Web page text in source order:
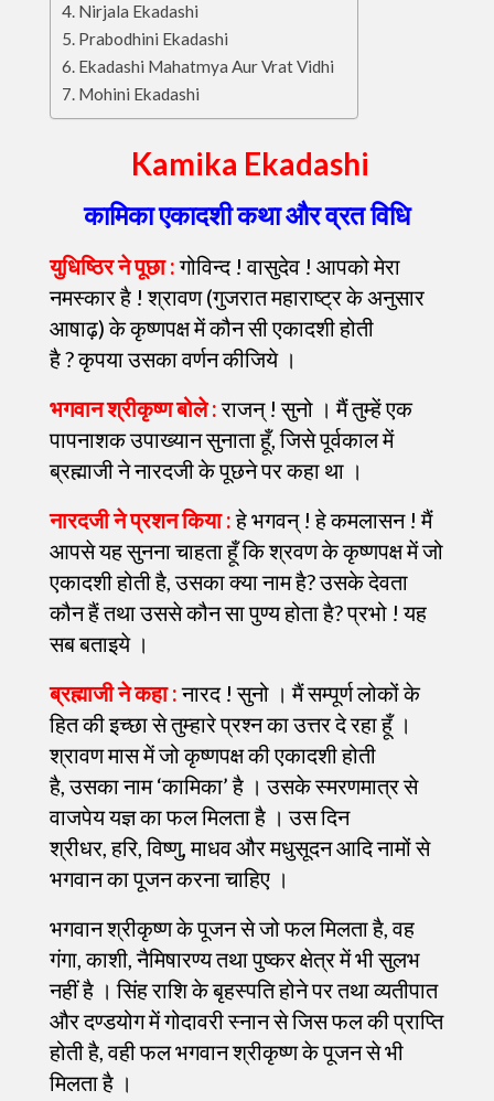
Nirjala Ekadashi
Prabodhini Ekadashi
Ekadashi Mahatmya Aur Vrat Vidhi
Mohini Ekadashi
Kamika Ekadashi
कामिका एकादशीकथा और व्रत विधि
युधिष्ठिर ने पूछा : गोविन्द ! वासुदेव ! आपको मेरा
नमस्कार है ! श्रावण (गुजरात महाराष्ट्र के अनुसार
आषाढ़) के कृष्णपक्ष में कौन सी एकादशी होती
है ? कृपया उसका वर्णन कीजिये ।
भगवान श्रीकृष्ण बोले : राजन् ! सुनो । मैं तुम्हें एक
पापनाशक उपाख्यान सुनाता हूँ, जिसे पूर्वकाल में
ब्रह्माजी ने नारदजी के पूछने पर कहा था ।
नारदजी ने प्रशन किया : हे भगवन् ! हे कमलासन ! मैं
आपसे यह सुनना चाहता हूँ कि श्रवण के कृष्णपक्ष में जो
एकादशी होती है, उसका क्या नाम है? उसके देवता
कौन हैं तथा उससे कौन सा पुण्य होता है? प्रभो ! यह
सब बताइये ।
ब्रह्माजी ने कहा :नारद ! सुनो । मैं सम्पूर्ण लोकों के
हित की इच्छा से तुम्हारे प्रश्न का उत्तर दे रहा हूँ ।
श्रावण मास में जो कृष्णपक्ष की एकादशी होती
है, उसका नाम ‘कामिका’ है । उसके स्मरणमात्र से
वाजपेय यज्ञ का फल मिलता है । उस दिन
श्रीधर, हरि, विष्णु, माधव और मधुसूदन आदि नामों से
भगवान का पूजन करना चाहिए ।
भगवान श्रीकृष्ण के पूजन से जो फल मिलता है, वह
गंगा, काशी, नैमिषारण्य तथा पुष्कर क्षेत्र में भी सुलभ
नहीं है । सिंह राशि के बृहस्पति होने पर तथा व्यतीपात
और दण्डयोग में गोदावरी स्नान से जिस फल की प्राप्ति
होती है, वही फल भगवान श्रीकृष्ण के पूजन से भी
मिलता है ।